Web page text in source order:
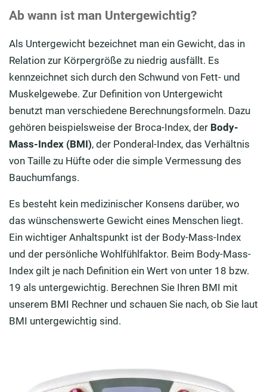
Ab wann ist man Untergewichtig?
Als Untergewicht bezeichnet man ein Gewicht, das in
Relation zur Körpergröße zu niedrig ausfällt. Es
kennzeichnet sich durch den Schwund von Fett- und
Muskelgewebe. Zur Definition von Untergewicht
benutzt man verschiedene Berechnungsformeln. Dazu
gehören beispielsweise der Broca-Index, der Body-
Mass-Index (BMI), der Ponderal-Index, das Verhältnis
von Taille zu Hüfte oder die simple Vermessung des
Bauchumfangs.
Es besteht kein medizinischer Konsens darüber, wo
das wünschenswerte Gewicht eines Menschen liegt.
Ein wichtiger Anhaltspunkt ist der Body-Mass-Index
und der persönliche Wohlfühlfaktor. Beim Body-Mass-
Index gilt je nach Definition ein Wert von unter 18 bzw.
19 als untergewichtig. Berechnen Sie Ihren BMI mit
unserem BMI Rechner und schauen Sie nach, ob Sie laut
BMI untergewichtig sind.